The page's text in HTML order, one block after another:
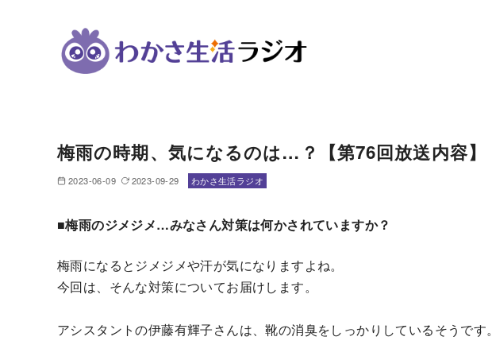
梅雨の時期、気になるのは…？【第76回放送内容】
2023-06-09 2023-09-29 わかさ生活ラジオ
■梅雨のジメジメ…みなさん対策は何かされていますか？
梅雨になるとジメジメや汗が気になりますよね。
今回は、そんな対策についてお届けします。
アシスタントの伊藤有輝子さんは、靴の消臭をしっかりしているそうです。